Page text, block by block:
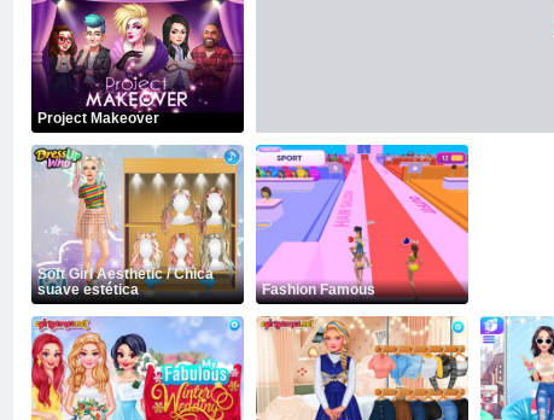
Project Makeover
Soft Girl Aesthetic / Chica
suave estética
Fashion Famous